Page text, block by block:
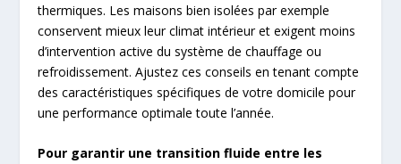
thermiques. Les maisons bien isolées par exemple
conservent mieux leur climat intérieur et exigent moins
d’intervention active du système de chauffage ou
refroidissement. Ajustez ces conseils en tenant compte
des caractéristiques spécifiques de votre domicile pour
une performance optimale toute l’année.
Pour garantir une transition fluide entre les